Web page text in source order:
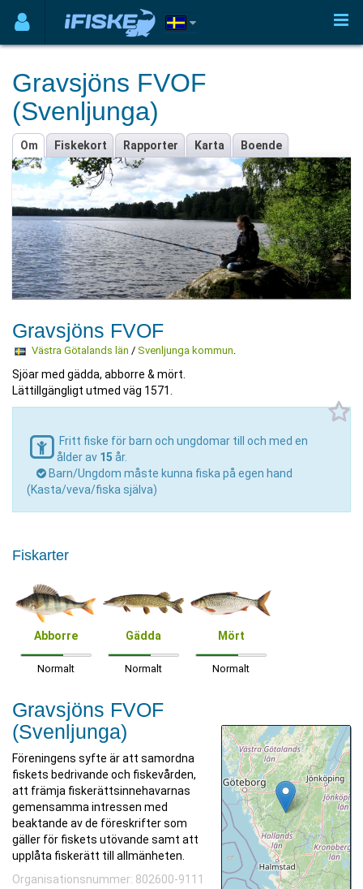
Gravsjöns FVOF
(Svenljunga)
Om Fiskekort Rapporter Karta Boende
Gravsjöns FVOF
Västra Götalands län / Svenljunga kommun.
Sjöar med gädda, abborre & mört.
Lättillgängligt utmed väg 1571.
Fritt fiske för barn och ungdomar till och med en
ålder av 15 år.
Barn/Ungdom måste kunna fiska på egen hand
(Kasta/veva/fiska själva)
Fiskarter
Abborre
Normalt
Gädda
Normalt
Mört
Normalt
Gravsjöns FVOF
(Svenljunga)
Föreningens syfte är att samordna
fiskets bedrivande och fiskevården,
att främja fiskerättsinnehavarnas
gemensamma intressen med
beaktande av de föreskrifter som
gäller för fiskets utövande samt att
upplåta fiskerätt till allmänheten.
Organisationsnummer: 802600-9111